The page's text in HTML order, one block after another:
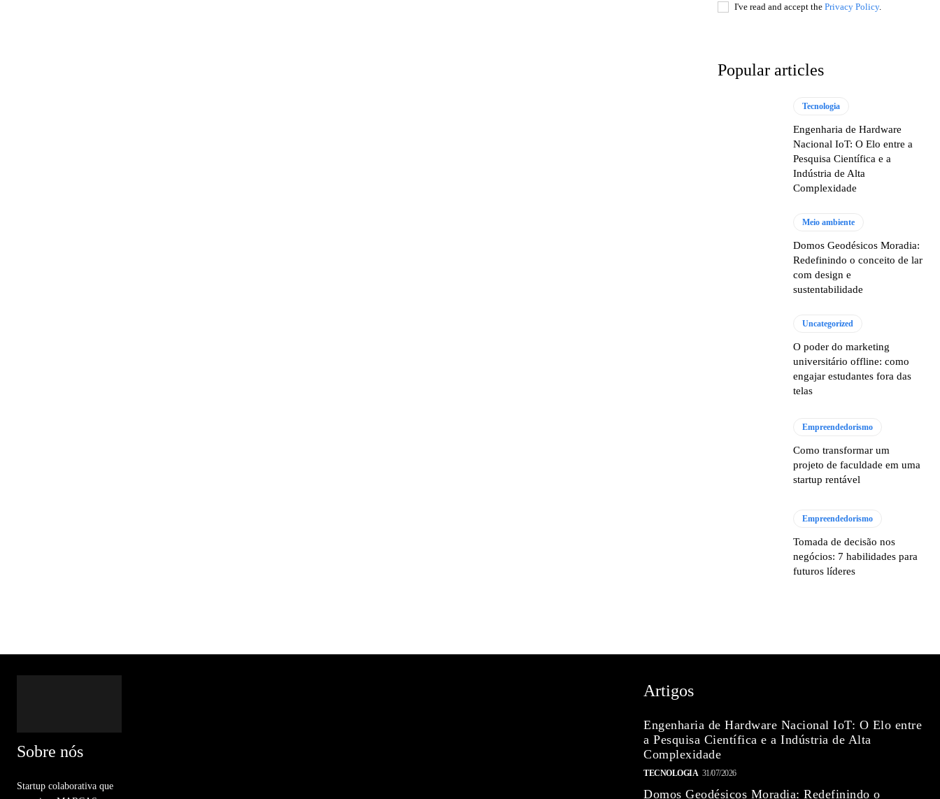
I've read and accept the Privacy Policy.
Popular articles
Tecnologia
Engenharia de Hardware
Nacional IoT: O Elo entre a
Pesquisa Científica e a
Indústria de Alta
Complexidade
Meio ambiente
Domos Geodésicos Moradia:
Redefinindo o conceito de lar
com design e
sustentabilidade
Uncategorized
O poder do marketing
universitário offline: como
engajar estudantes fora das
telas
Empreendedorismo
Como transformar um
projeto de faculdade em uma
startup rentável
Empreendedorismo
Tomada de decisão nos
negócios: 7 habilidades para
futuros líderes
Sobre nós
Startup colaborativa que
Artigos
Engenharia de Hardware Nacional IoT: O Elo entre
a Pesquisa Científica e a Indústria de Alta
Complexidade
TECNOLOGIA 31/07/2026
Domos Geodésicos Moradia: Redefinindo o